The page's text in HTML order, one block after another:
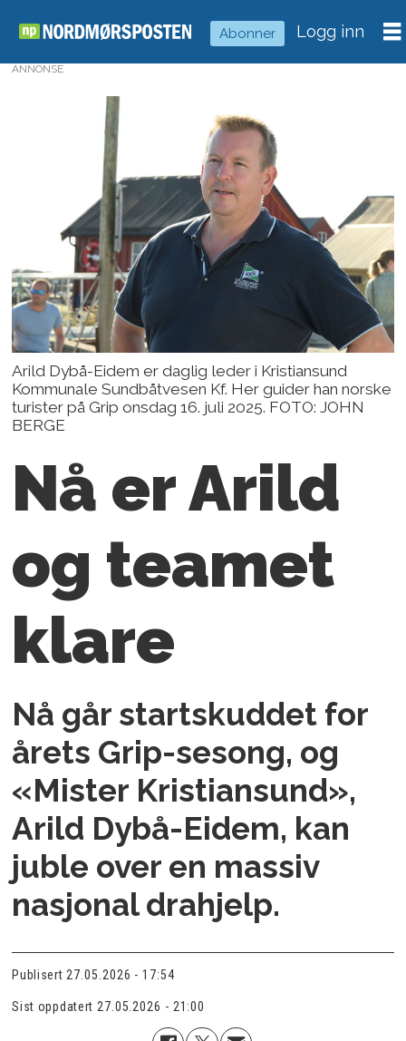
Abonner Logg inn
ANNONSE
Arild Dybå-Eidem er daglig leder i Kristiansund
Kommunale Sundbåtvesen Kf. Her guider han norske
turister på Grip onsdag 16. juli 2025. FOTO: JOHN
BERGE
Nå er Arild
og teamet
klare
Nå går startskuddet for
årets Grip-sesong, og
«Mister Kristiansund»,
Arild Dybå-Eidem, kan
juble over en massiv
nasjonal drahjelp.
Publisert 27.05.2026 - 17:54
Sist oppdatert 27.05.2026 - 21:00